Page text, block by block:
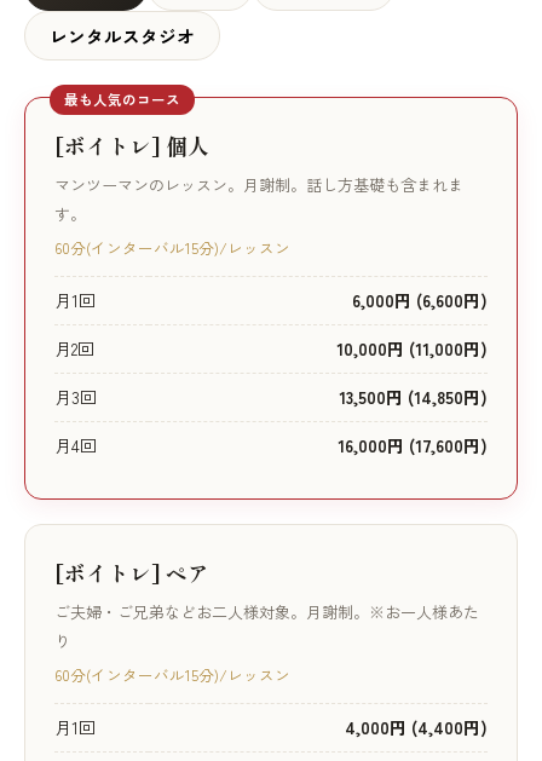
レンタルスタジオ
最も人気のコース
[ボイトレ] 個人
マンツーマンのレッスン。月謝制。話し方基礎も含まれま
す。
60分(インターバル15分)/レッスン
月1回
6,000円 (6,600円)
月2回
10,000円 (11,000円)
月3回
13,500円 (14,850円)
月4回
16,000円 (17,600円)
[ボイトレ] ペア
ご夫婦・ご兄弟などお二人様対象。月謝制。※お一人様あた
り
60分(インターバル15分)/レッスン
月1回
4,000円 (4,400円)